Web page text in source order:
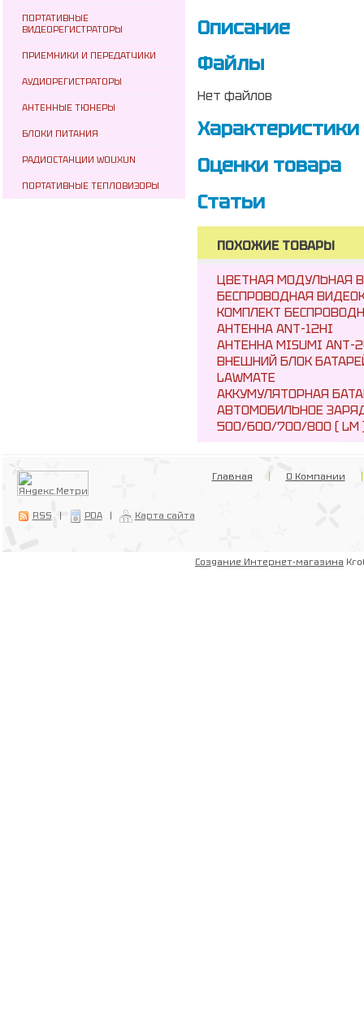
ПОРТАТИВНЫЕ
ВИДЕОРЕГИСТРАТОРЫ
ПРИЕМНИКИ И ПЕРЕДАТЧИКИ
АУДИОРЕГИСТРАТОРЫ
АНТЕННЫЕ ТЮНЕРЫ
БЛОКИ ПИТАНИЯ
РАДИОСТАНЦИИ WOUXUN
ПОРТАТИВНЫЕ ТЕПЛОВИЗОРЫ
Описание
Файлы
Нет файлов
Характеристики
Оценки товара
Статьи
ПОХОЖИЕ ТОВАРЫ
ЦВЕТНАЯ МОДУЛЬНАЯ
БЕСПРОВОДНАЯ
КОМПЛЕКТ
АНТЕННА ANT-12HI
АНТЕННА MISUMI ANT-
ВНЕШНИЙ БЛОК
LAWMATE
АККУМУЛЯТОРНАЯ
АВТОМОБИЛЬНОЕ
500/600/700/800 ( LM
RSS | PDA | Карта сайта
Главная О Компании
Создание Интернет-магазина